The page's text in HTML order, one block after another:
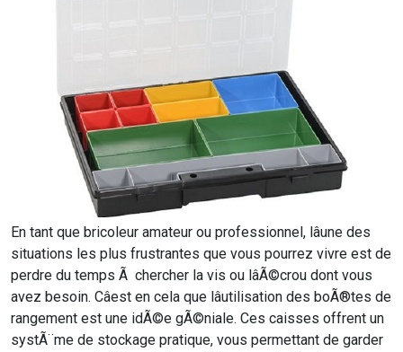
En tant que bricoleur amateur ou professionnel, lâune des
situations les plus frustrantes que vous pourrez vivre est de
perdre du temps Ã chercher la vis ou lâÃ©crou dont vous
avez besoin. Câest en cela que lâutilisation des boÃ®tes de
rangement est une idÃ©e gÃ©niale. Ces caisses offrent un
systÃ¨me de stockage pratique, vous permettant de garder